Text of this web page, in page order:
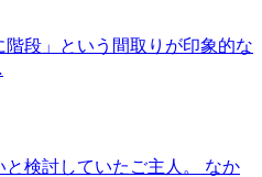
階段」という間取りが印象的な
検討していたご主人。 なか